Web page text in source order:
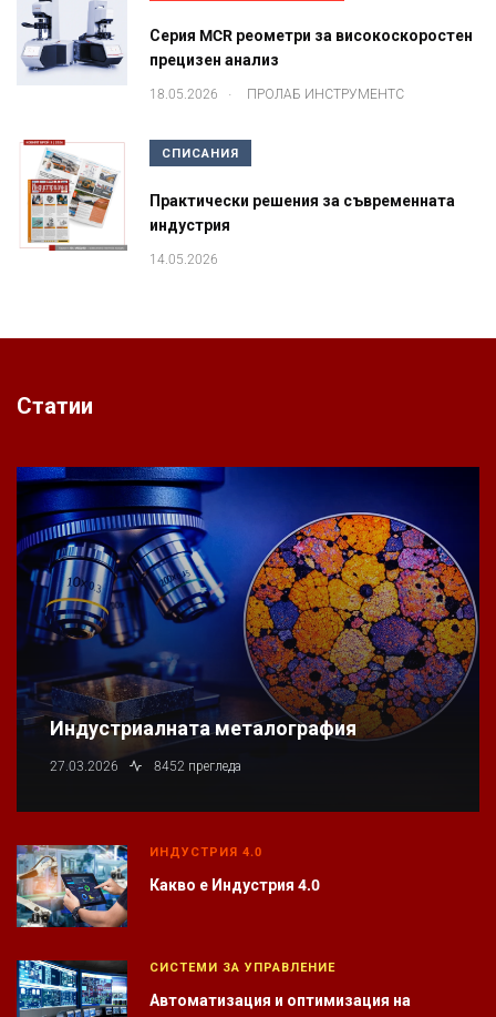
Серия MCR реометри за високоскоростен
прецизен анализ
18.05.2026 . ПРОЛАБ ИНСТРУМЕНТС
СПИСАНИЯ
Практически решения за съвременната
индустрия
14.05.2026
Статии
Индустриалната металография
27.03.2026 8452 прегледа
ИНДУСТРИЯ 4.0
Какво е Индустрия 4.0
СИСТЕМИ ЗА УПРАВЛЕНИЕ
Автоматизация и оптимизация на